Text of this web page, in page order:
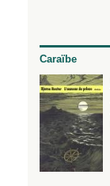
Caraïbe